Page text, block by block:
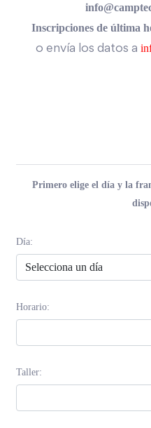
Inscripciones de última
o envía los datos a
Primero elige el día y la
Día:
Horario:
Taller: